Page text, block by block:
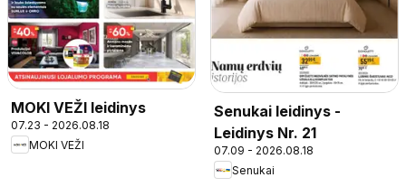
MOKI VEŽI leidinys
07.23 - 2026.08.18
MOKI VEŽI
Senukai leidinys -
Leidinys Nr. 21
07.09 - 2026.08.18
Senukai